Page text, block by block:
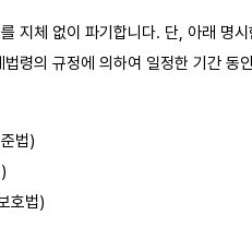
지체 없이 파기합니다. 단, 아래 명
령의 규정에 의하여 일정한 기간 동
법)
호법)